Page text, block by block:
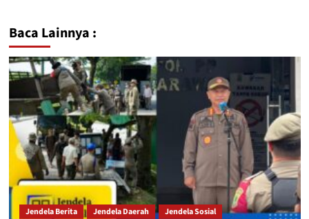
Baca Lainnya :
Jendela Berita Jendela Daerah Jendela Sosial